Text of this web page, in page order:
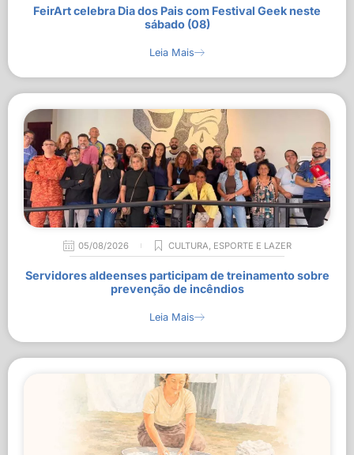
FeirArt celebra Dia dos Pais com Festival Geek neste
sábado (08)
Leia Mais
05/08/2026 CULTURA, ESPORTE E LAZER
Servidores aldeenses participam de treinamento sobre
prevenção de incêndios
Leia Mais